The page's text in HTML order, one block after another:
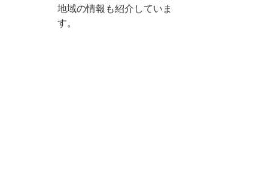
地域の情報も紹介していま
す。